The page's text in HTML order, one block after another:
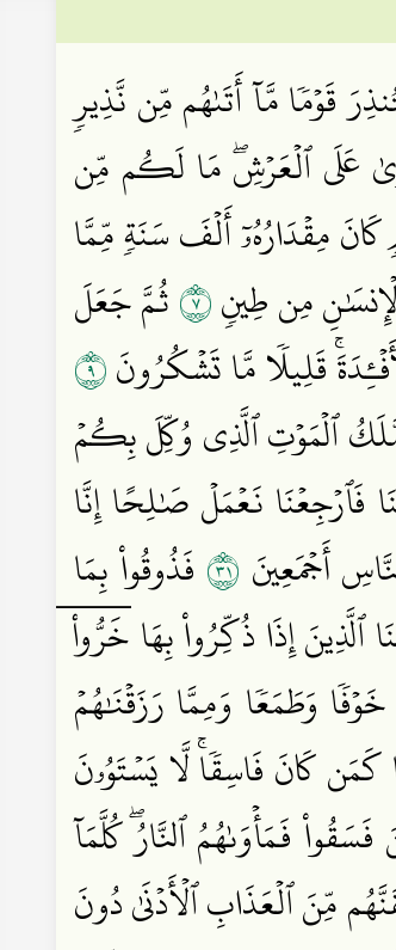
قَوۡمٗا مَّآ أَتَىٰهُم مِّن نَّذِيرٖ
عَلَى ٱلۡعَرۡشِۖ مَا لَكُم مِّن
كَانَ مِقۡدَارُهُۥٓ أَلۡفَ سَنَةٖ مِّمَّا
مِن طِينٖ٧ثُمَّ جَعَلَ
قَلِيلٗا مَّا تَشۡكُرُونَ٩
ٱلۡمَوۡتِ ٱلَّذِي وُكِّلَ بِكُمۡ
فَٱرۡجِعۡنَا نَعۡمَلۡ صَٰلِحًا إِنَّا
أَجۡمَعِينَ ١٣ فَذُوقُواْ بِمَا
ٱلَّذِينَ إِذَا ذُكِّرُواْ بِهَا خَرُّواْۤ
وَطَمَعٗا وَمِمَّا رَزَقۡنَٰهُمۡ
كَانَ فَاسِقٗاۚ لَّا يَسۡتَوُۥنَ
فَسَقُواْ فَمَأۡوَىٰهُمُ ٱلنَّارُۖ كُلَّمَآ
مِّنَ ٱلۡعَذَابِ ٱلۡأَدۡنَىٰ دُونَ